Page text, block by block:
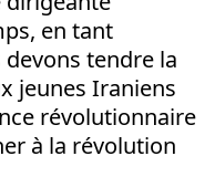
en tant
tendre la
jeunes Iraniens
révolutionnaire
à la révolution